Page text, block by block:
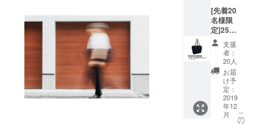
いで
す。
[先着20
名様限
定]25%
OFF
40700
→3052
5円 消
費税、
送料込
10175
円OFF
支援
者：
20人
お届
け予
定：
2019
年12
月
こ
の